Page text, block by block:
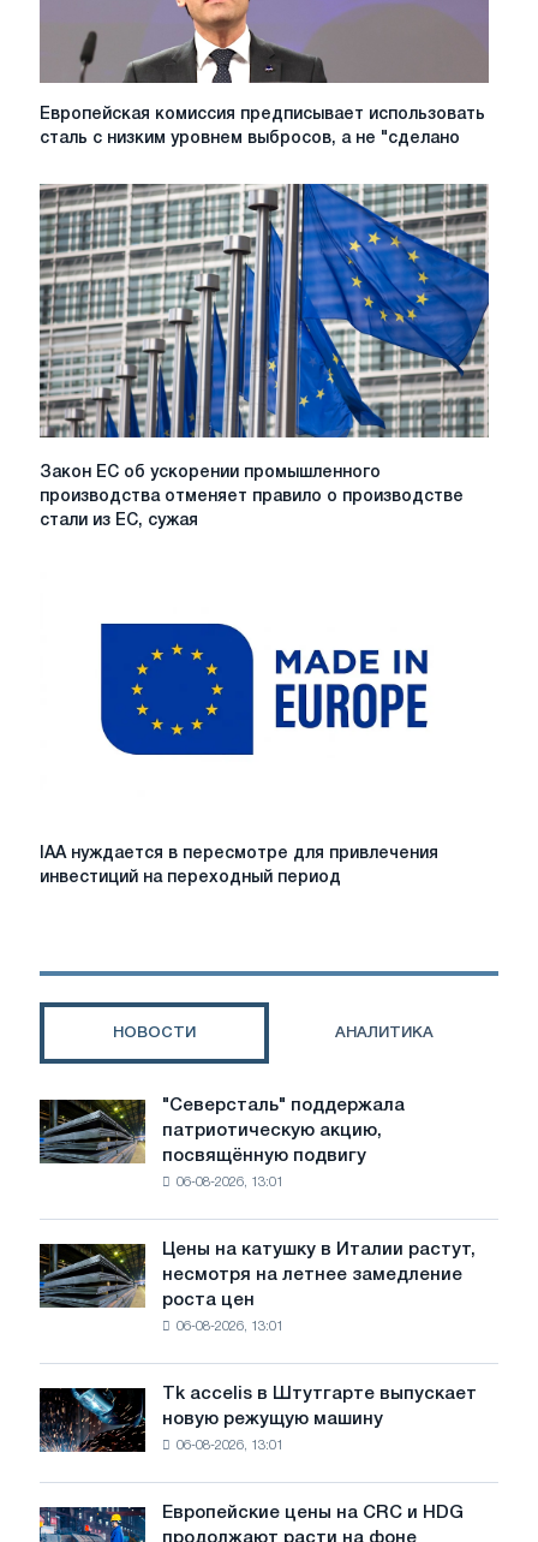
различия
Европейская
сталь
с
низким
уровнем
выбросов,
а
не
"сделано
в
ЕС’
Европейская комиссия предписывает использовать
сталь с низким уровнем выбросов, а не "сделано
Закон
производстве
выбросов
Закон ЕС об ускорении промышленного
производства отменяет правило о производстве
стали из ЕС, сужая
IAA
нуждается
привлечения
период
IAA нуждается в пересмотре для привлечения
инвестиций на переходный период
НОВОСТИ АНАЛИТИКА
"Северсталь"
поддержала
патриотическую
советской
авиации
в
Великой
Отечественной
войны
"Северсталь" поддержала
патриотическую акцию,
посвящённую подвигу
06-08-2026, 13:01
Цены
на
катушку
несмотря
на
летнее
замедление
роста
цен
Цены на катушку в Италии растут,
несмотря на летнее замедление
роста цен
06-08-2026, 13:01
Tk
accelis
в
новую
Tk accelis в Штутгарте выпускает
новую режущую машину
06-08-2026, 13:01
Европейские
Европейские цены на CRC и HDG
продолжают расти на фоне